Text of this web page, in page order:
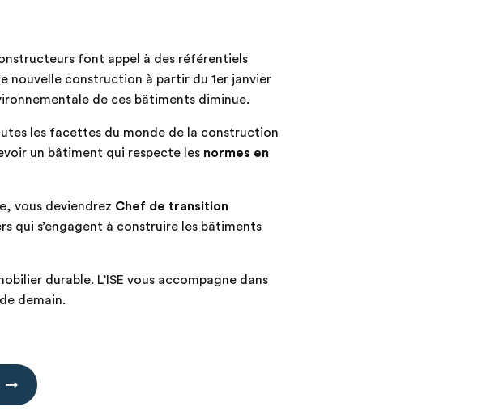
font appel à des référentiels
nouvelle construction à partir du 1er janvier
de ces bâtiments diminue.
les facettes du monde de la construction
un bâtiment qui respecte les normes en
vous deviendrez Chef de transition
qui s’engagent à construire les bâtiments
durable. L’ISE vous accompagne dans
demain.